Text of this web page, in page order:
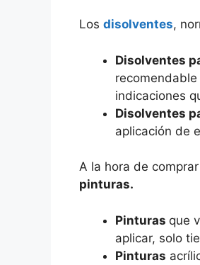
Los disolventes,
Disolventes
recomendable
indicaciones
Disolventes
aplicación de
A la hora de comprar
pinturas.
Pinturas que
aplicar, solo
Pinturas